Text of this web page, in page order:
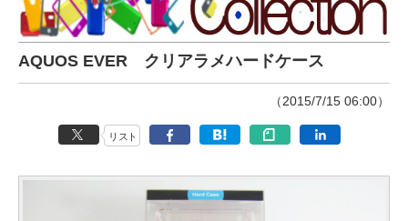
AQUOS EVER クリアラメハードケース
（2015/7/15 06:00）
リスト